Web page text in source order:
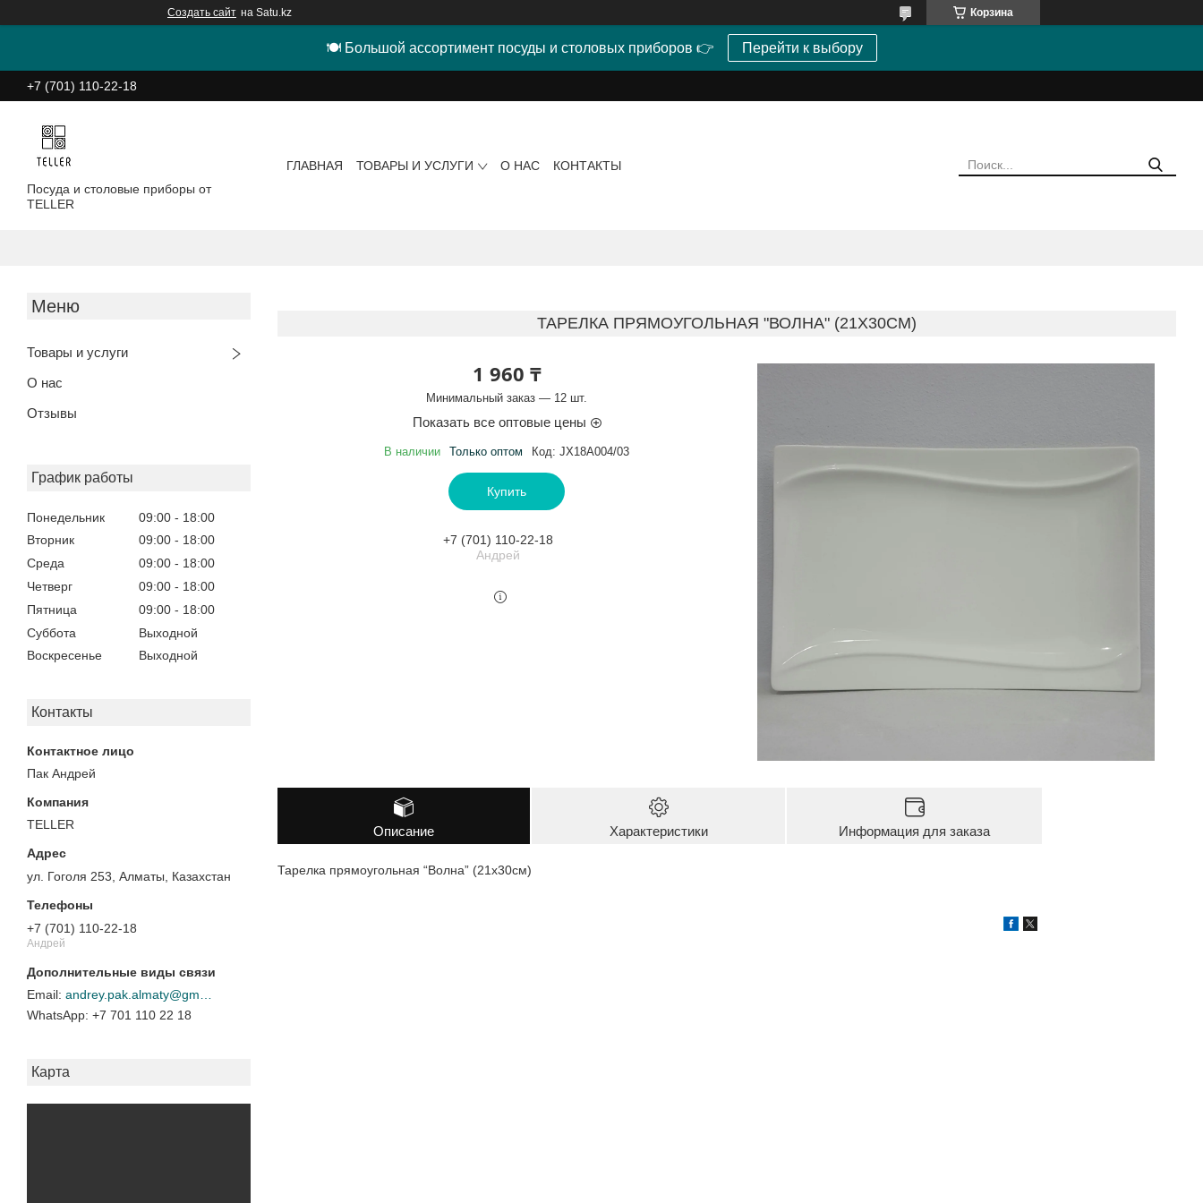
Создать сайт на Satu.kz Корзина
🍽 Большой ассортимент посуды и столовых приборов 👉 Перейти к выбору
+7 (701) 110-22-18
Посуда и столовые приборы от
TELLER
ГЛАВНАЯ ТОВАРЫ И УСЛУГИ О НАС КОНТАКТЫ
Товары и услуги
О нас
Отзывы
График работы
Понедельник 09:00
18:00
Вторник
09:00
18:00
Среда
09:00
18:00
Четверг
09:00
18:00
Пятница
09:00
18:00
Суббота
Выходной
Воскресенье
Выходной
Контакты
Пак Андрей
TELLER
ул. Гоголя 253, Алматы, Казахстан
+7 (701) 110-22-18
Андрей
+7 701 110 22 18
Карта
ТАРЕЛКА ПРЯМОУГОЛЬНАЯ "ВОЛНА" (21Х30СМ)
1 960 ₸
Минимальный заказ — 12 шт.
Показать все оптовые цены
В наличии Только оптом Код: JX18A004/03
Купить
+7 (701) 110-22-18
Андрей
Описание Характеристики Информация для заказа
Тарелка прямоугольная “Волна” (21х30см)